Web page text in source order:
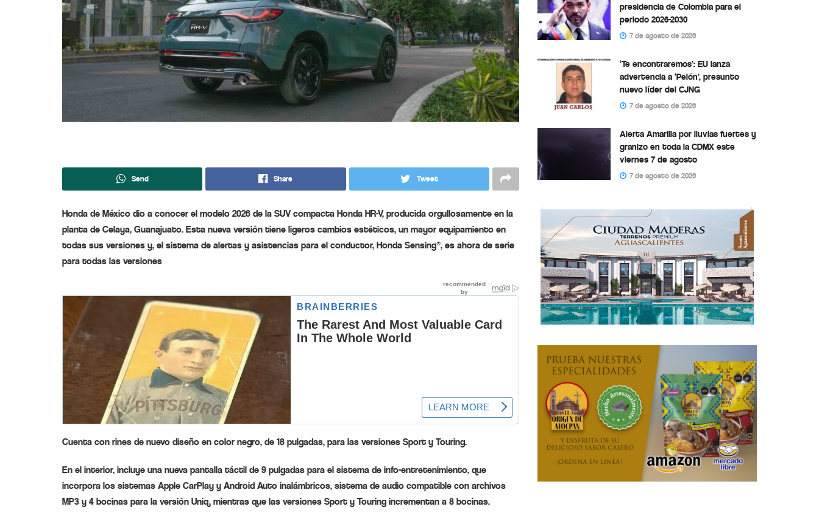
Send Share Tweet
Honda de México dio a conocer el modelo 2026 de la SUV compacta Honda HR-V, producida orgullosamente en la
planta de Celaya, Guanajuato. Esta nueva versión tiene ligeros cambios estéticos, un mayor equipamiento en
todas sus versiones y, el sistema de alertas y asistencias para el conductor, Honda Sensing®, es ahora de serie
para todas las versiones
Cuenta con rines de nuevo diseño en color negro, de 18 pulgadas, para las versiones Sport y Touring.
En el interior, incluye una nueva pantalla táctil de 9 pulgadas para el sistema de info-entretenimiento, que
incorpora los sistemas Apple CarPlay y Android Auto inalámbricos, sistema de audio compatible con archivos
MP3 y 4 bocinas para la versión Uniq, mientras que las versiones Sport y Touring incrementan a 8 bocinas.
presidencia de Colombia para el
periodo 2026-2030
7 de agosto de 2026
‘Te encontraremos’: EU lanza
advertencia a ‘Pelón’, presunto
nuevo líder del CJNG
7 de agosto de 2026
Alerta Amarilla por lluvias fuertes y
granizo en toda la CDMX este
viernes 7 de agosto
7 de agosto de 2026